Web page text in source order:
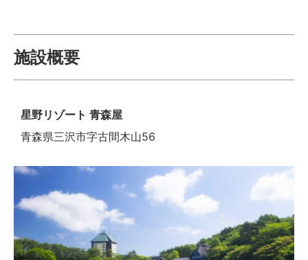
施設概要
星野リゾート 青森屋
青森県三沢市字古間木山56